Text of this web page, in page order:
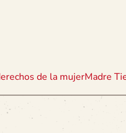
de la mujerMadre